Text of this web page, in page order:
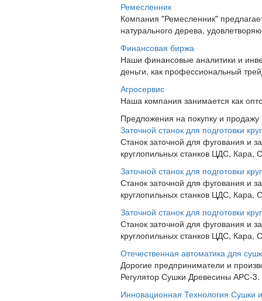
Ремесленник
Компания "Ремесленник"
натурального дерева,
Финансовая биржа
Наши финансовые аналитики и
деньги, как профессиональный
Агросервис
Наша компания занимается как
Предложения на покупку и продажу
Заточной станок для подготовки
Станок заточной для фугования и
круглопильных станков ЦДС,
Заточной станок для подготовки
Станок заточной для фугования и
круглопильных станков ЦДС,
Заточной станок для подготовки
Станок заточной для фугования и
круглопильных станков ЦДС,
Отечественная автоматика для
Дорогие предприниматели и
Регулятор Сушки Древесины АРС-
Инновационная Технология Сушки